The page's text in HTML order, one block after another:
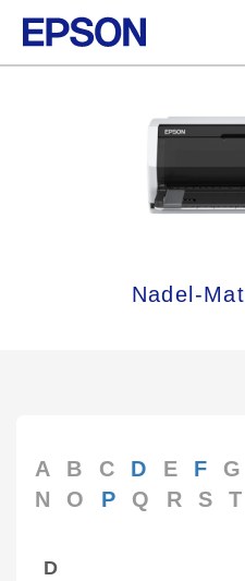
Nadel-
A B C D E F G
N
O P Q R S T
D